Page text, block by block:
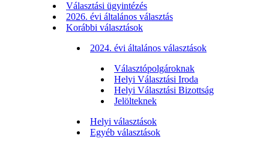
Választási ügyintézés
2026. évi általános választás
Korábbi választások
2024. évi általános választások
Választópolgároknak
Helyi Választási Iroda
Helyi Választási Bizottság
Jelölteknek
Helyi választások
Egyéb választások